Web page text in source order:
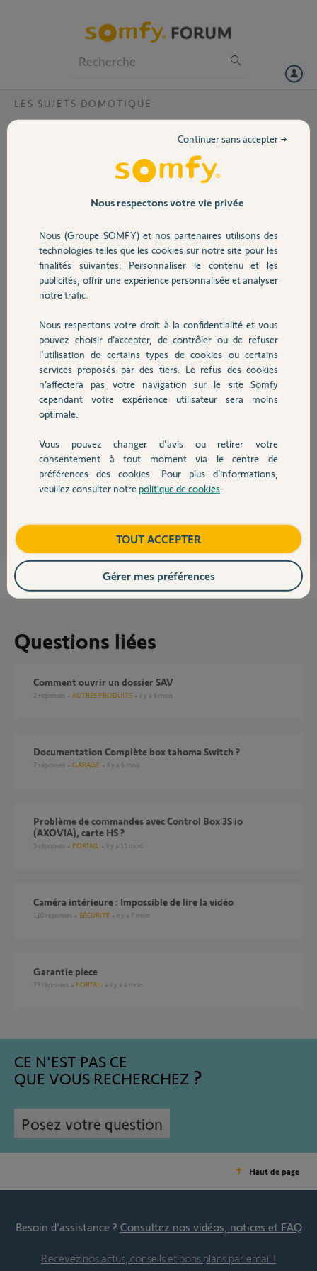
Volet
Sécurité
Domotique
Chauffage
Autres produits
Devis avec un pro
Contact
LES SUJETS DOMOTIQUE
ouverture d'un dossier 06294349 ?
j'accède à mon compte mais dans le menu "configuration" réponse
perte de connexion avec le boitier SOMFY : VOUS NE POUVEZ PAS
ACCEDER A LA CONFIGURATION .......!!!!
Andrée N.
il y a plus de 4 ans
Participer au fil de discussion
Réponses
Heureusement que Somfy ne fait pas d'électroménager sinon je vous
aurais demandé la référence de la machine à laver :))*
A quel type de matériel n'avez vous pas accès ?
Alarme ? Laquelle
Tahoma ? Laquelle
il y a plus de 4 ans
Questions liées
comment ouvrir un dossier SAV
2 réponses AUTRES PRODUITS il y a 6 mois
Documentation Complète box tahoma Switch ?
7 réponses GARAGE il y a 6 mois
Problème de commandes avec Control Box 3S io
(AXOVIA), carte HS ?
5 réponses PORTAIL il y a 11 mois
Caméra intérieure : Impossible de lire la vidéo
110 réponses SÉCURITÉ il y a 7 mois
Garantie piece
23 réponses PORTAIL il y a 4 mois
CE N'EST PAS CE
QUE VOUS RECHERCHEZ
Posez votre question
Haut de page
Besoin d’assistance ? Consultez nos vidéos, notices et FAQ
Recevez nos actus, conseils et bons plans par email !
Nous respectons votre vie privée
Nous (Groupe SOMFY) et nos partenaires utilisons des
technologies telles que les cookies sur notre site pour les
finalités suivantes: Personnaliser le contenu et les
publicités, offrir une expérience personnalisée et analyser
notre trafic.
Nous respectons votre droit à la confidentialité et vous
pouvez choisir d’accepter, de contrôler ou de refuser
l'utilisation de certains types de cookies ou certains
services proposés par des tiers. Le refus des cookies
n’affectera pas votre navigation sur le site Somfy
cependant votre expérience utilisateur sera moins
optimale.
Vous pouvez changer d'avis ou retirer votre
consentement à tout moment via le centre de
préférences des cookies. Pour plus d’informations,
veuillez consulter notre politique de cookies
Continuer sans accepter →
TOUT ACCEPTER
Gérer mes préférences